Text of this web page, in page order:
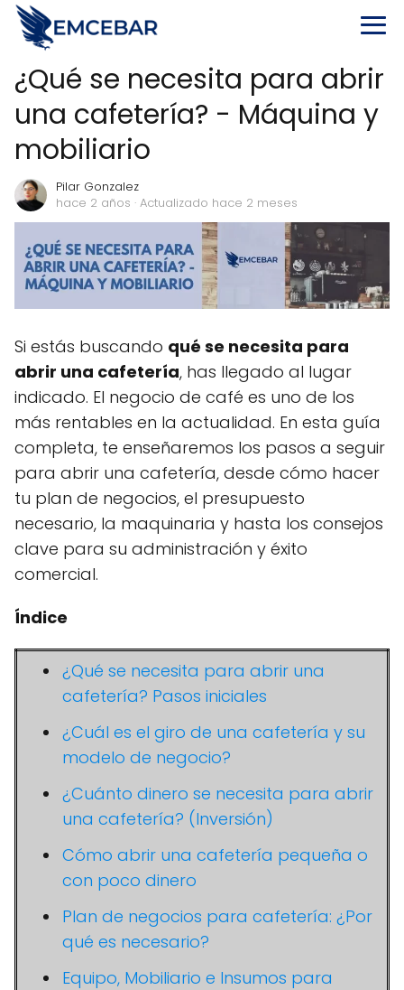
¿Qué se necesita para abrir
una cafetería? - Máquina y
mobiliario
Pilar Gonzalez
hace 2 años · Actualizado hace 2 meses
Si estás buscando qué se necesita para
abrir una cafetería, has llegado al lugar
indicado. El negocio de café es uno de los
más rentables en la actualidad. En esta guía
completa, te enseñaremos los pasos a seguir
para abrir una cafetería, desde cómo hacer
tu plan de negocios, el presupuesto
necesario, la maquinaria y hasta los consejos
clave para su administración y éxito
comercial.
Índice
¿Qué se necesita para abrir una
cafetería? Pasos iniciales
¿Cuál es el giro de una cafetería y su
modelo de negocio?
¿Cuánto dinero se necesita para abrir
una cafetería? (Inversión)
Cómo abrir una cafetería pequeña o
con poco dinero
Plan de negocios para cafetería: ¿Por
qué es necesario?
Equipo, Mobiliario e Insumos para